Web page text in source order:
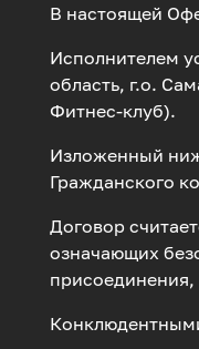
В настоящей
Исполнителем
область, г.о.
Фитнес-клуб).
Изложенный
Гражданского
Договор
означающих